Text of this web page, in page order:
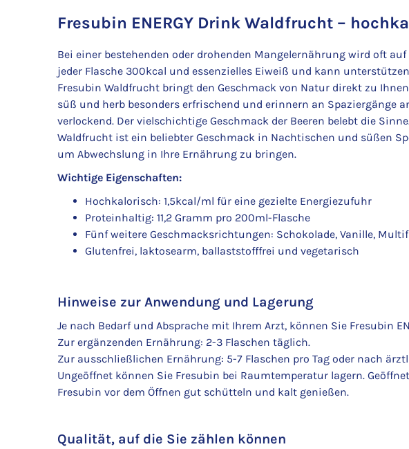
Fresubin ENERGY Drink Waldfrucht –
Bei einer bestehenden oder drohenden Mangelernährung wird oft
jeder Flasche 300kcal und essenzielles Eiweiß und kann
Fresubin Waldfrucht bringt den Geschmack von Natur direkt zu
süß und herb besonders erfrischend und erinnern an Spaziergänge
verlockend. Der vielschichtige Geschmack der Beeren belebt die
Waldfrucht ist ein beliebter Geschmack in Nachtischen und süßen
um Abwechslung in Ihre Ernährung zu bringen.
Wichtige Eigenschaften:
Hochkalorisch: 1,5kcal/ml für eine gezielte Energiezufuhr
Proteinhaltig: 11,2 Gramm pro 200ml-Flasche
Fünf weitere Geschmacksrichtungen: Schokolade, Vanille,
Glutenfrei, laktosearm, ballaststofffrei und vegetarisch
Hinweise zur Anwendung und Lagerung
Je nach Bedarf und Absprache mit Ihrem Arzt, können Sie Fresubin
Zur ergänzenden Ernährung: 2-3 Flaschen täglich.
Zur ausschließlichen Ernährung: 5-7 Flaschen pro Tag oder nach
Ungeöffnet können Sie Fresubin bei Raumtemperatur lagern.
Fresubin vor dem Öffnen gut schütteln und kalt genießen.
Qualität, auf die Sie zählen können